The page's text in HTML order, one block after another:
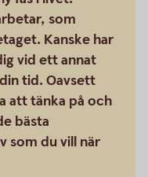
som
Kanske har
vid ett annat
tid. Oavsett
att tänka på och
bästa
som du vill när